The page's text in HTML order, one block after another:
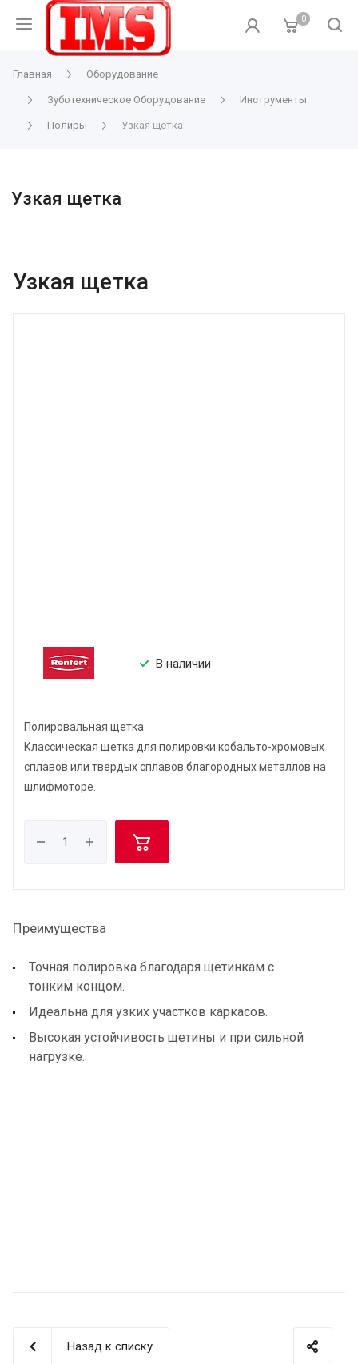
0
Главная Оборудование
Зуботехническое Оборудование Инструменты
Полиры Узкая щетка
Узкая щетка
Узкая щетка
В наличии
Полировальная щетка
Классическая щетка для полировки кобальто-хромовых
сплавов или твердых сплавов благородных металлов на
шлифмоторе.
Преимущества
Точная полировка благодаря щетинкам с
тонким концом.
Идеальна для узких участков каркасов.
Высокая устойчивость щетины и при сильной
нагрузке.
Назад к списку